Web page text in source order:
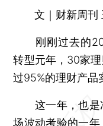
文｜财新周刊
刚刚过去的
转型元年，30家
过95%的理财产品
这一年，也是
场波动考验的一